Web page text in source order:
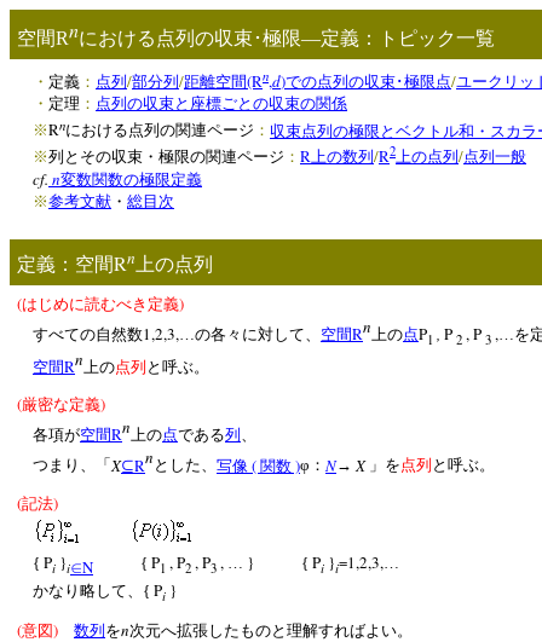
空間Rnにおける点列の収束･極限―定義：トピック一覧
・ 定義 ： 点列 /部分列 /距離空間(Rn,d)での点列の収束･極限点/ユークリッ
・ 定理 ： 点列の収束と座標ごとの収束の関係
※Rnにおける点列の関連ページ ： 収束点列の極限とベクトル和・スカラ
※列とその収束・極限の関連ページ ： R 上の数列 /R2 上の点列 /点列一般
cf. n変数関数の極限定義
※参考文献 ・ 総目次
定義：空間Rn 上の点列
(はじめに読むべき定義)
すべての自然数1,2,3,…の各々に対して、 空間Rn上の点P1 , P 2 , P 3 ,…を
空間Rn上の点列 と呼ぶ。
(厳密な定義)
各項が空間Rn上の点である列 、
つまり、「 X⊆Rn とした、 写像 ( 関数 )φ： N→ X 」を点列 と呼ぶ。
(記法)
{ Pi }i∈N { P1 , P2 , P3 , … } { Pi }i=1,2,3,…
かなり略して、{ Pi }
(意図) 数列 をn次元へ拡張したものと理解すればよい。